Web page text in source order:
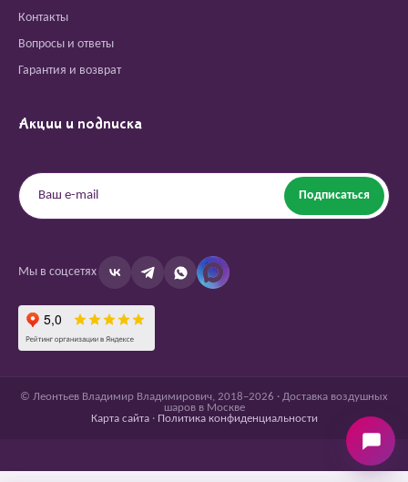
Контакты
Вопросы и ответы
Гарантия и возврат
Акции и подписка
Подписаться
Мы в соцсетях
© Леонтьев Владимир Владимирович, 2018–2026 · Доставка воздушных
шаров в Москве
Карта сайта· Политика конфиденциальности